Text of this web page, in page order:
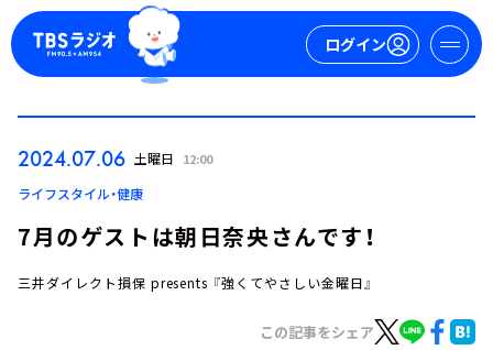
ログイン
ログイン
2024.07.06 土曜日 12:00
ライフスタイル・健康
7月のゲストは朝日奈央さんです！
三井ダイレクト損保 presents 『強くてやさしい金曜日』
この記事をシェア